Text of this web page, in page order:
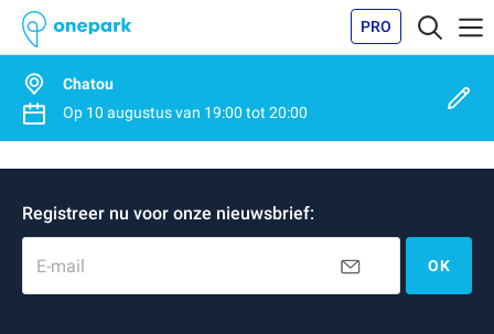
PRO
Chatou
Op 10 augustusvan 19:00 tot 20:00
Registreer nu voor onze nieuwsbrief:
E-mail OK